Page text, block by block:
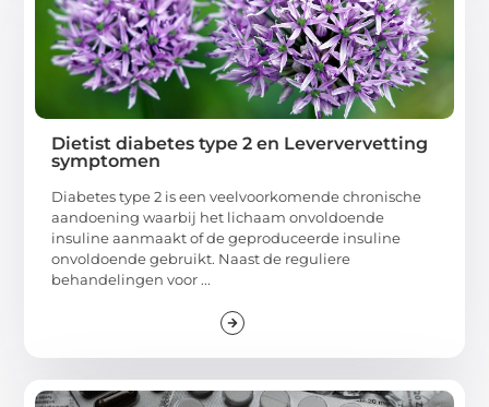
Dietist diabetes type 2 en Leververvetting
symptomen
Diabetes type 2 is een veelvoorkomende chronische
aandoening waarbij het lichaam onvoldoende
insuline aanmaakt of de geproduceerde insuline
onvoldoende gebruikt. Naast de reguliere
behandelingen voor ...